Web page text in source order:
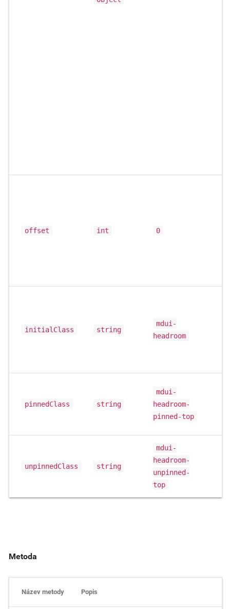
offset int 0
initialClass string
mdui-
headroom
pinnedClass string
mdui-
headroom-
pinned-top
unpinnedClass string
mdui-
headroom-
unpinned-
top
Metoda
Název metody Popis